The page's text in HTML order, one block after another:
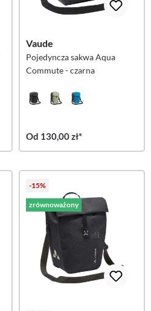
Vaude
Pojedyncza sakwa Aqua
Commute - czarna
Od 130,00 zł*
-15%
zrównoważony